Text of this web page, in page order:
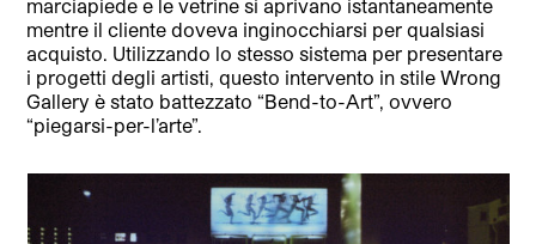
marciapiede e le vetrine si aprivano istantaneamente
mentre il cliente doveva inginocchiarsi per qualsiasi
acquisto. Utilizzando lo stesso sistema per presentare
i progetti degli artisti, questo intervento in stile Wrong
Gallery è stato battezzato “Bend-to-Art”, ovvero
“piegarsi-per-l’arte”.